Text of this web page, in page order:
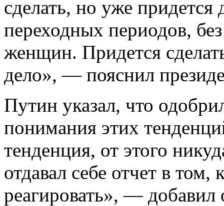
сделать, но уже придется
переходных периодов,
женщин. Придется
дело», — пояснил
Путин указал, что
понимания этих
тенденция, от этого
отдавал себе отчет в том,
реагировать», — добавил